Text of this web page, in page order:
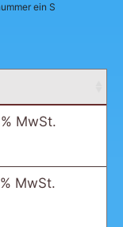
ein S
MwSt.
MwSt.